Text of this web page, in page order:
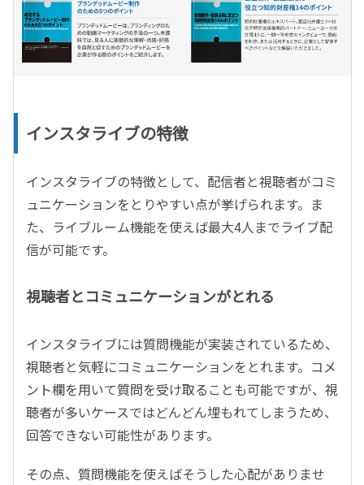
インスタライブの特徴
インスタライブの特徴として、配信者と視聴者がコミ
ュニケーションをとりやすい点が挙げられます。ま
た、ライブルーム機能を使えば最大4人までライブ配
信が可能です。
視聴者とコミュニケーションがとれる
インスタライブには質問機能が実装されているため、
視聴者と気軽にコミュニケーションをとれます。コメ
ント欄を用いて質問を受け取ることも可能ですが、視
聴者が多いケースではどんどん埋もれてしまうため、
回答できない可能性があります。
その点、質問機能を使えばそうした心配がありませ